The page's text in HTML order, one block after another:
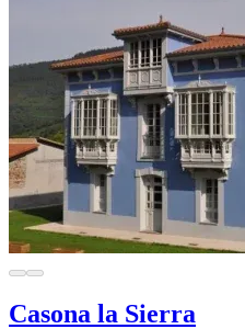
Casona la Sierra